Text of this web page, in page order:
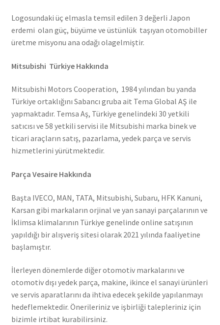
Logosundaki üç elmasla temsil edilen 3 değerli Japon
erdemi olan güç, büyüme ve üstünlük taşıyan otomobiller
üretme misyonu ana odağı olagelmiştir.
Mitsubishi Türkiye Hakkında
Mitsubishi Motors Cooperation, 1984 yılından bu yanda
Türkiye ortaklığını Sabancı gruba ait Tema Global AŞ ile
yapmaktadır. Temsa Aş, Türkiye genelindeki 30 yetkili
satıcısı ve 58 yetkili servisi ile Mitsubishi marka binek ve
ticari araçların satış, pazarlama, yedek parça ve servis
hizmetlerini yürütmektedir.
Parça Vesaire Hakkında
Başta IVECO, MAN, TATA, Mitsubishi, Subaru, HFK Kanuni,
Karsan gibi markaların orjinal ve yan sanayi parçalarının ve
İklimsa klimalarının Türkiye genelinde online satışının
yapıldığı bir alışveriş sitesi olarak 2021 yılında faaliyetine
başlamıştır.
İlerleyen dönemlerde diğer otomotiv markalarını ve
otomotiv dışı yedek parça, makine, ikince el sanayi ürünleri
ve servis aparatlarını da ihtiva edecek şekilde yapılanmayı
hedeflemektedir. Önerileriniz ve işbirliği talepleriniz için
bizimle irtibat kurabilirsiniz.